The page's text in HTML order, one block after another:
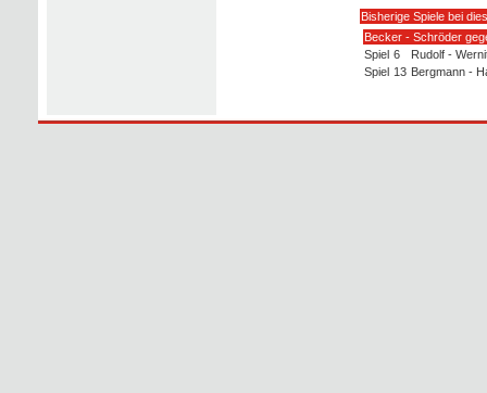
Bisherige Spiele bei
Becker - Schröder
Spiel 6
Rudolf -
Spiel 13 Bergmann -